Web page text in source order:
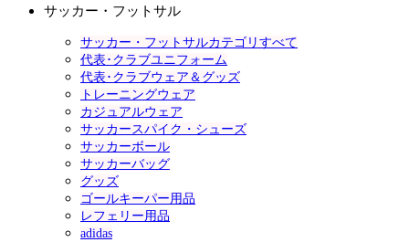
サッカー・フットサル
サッカー・フットサルカテゴリすべて
代表･クラブユニフォーム
代表･クラブウェア＆グッズ
トレーニングウェア
カジュアルウェア
サッカースパイク・シューズ
サッカーボール
サッカーバッグ
グッズ
ゴールキーパー用品
レフェリー用品
adidas